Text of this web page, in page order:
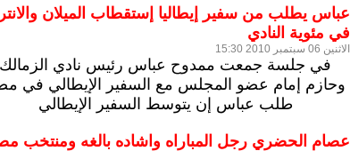
عباس يطلب من سفير إيطاليا إستقطاب الميلان والانتر
في مئوية النادي
الاثنين 06 سبتمبر 2010 15:30
في جلسة جمعت ممدوح عباس رئيس نادي الزمالك
وحازم إمام عضو المجلس مع السفير الإيطالي في
طلب عباس إن يتوسط السفير الإيطالي
عصام الحضري رجل المباراه واشاده بالغه ومنتخب